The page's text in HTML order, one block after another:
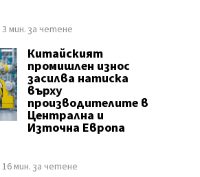
3 мин. за четене
Китайският
промишлен износ
засилва натиска
върху
производителите в
Централна и
Източна Европа
16 мин. за четене